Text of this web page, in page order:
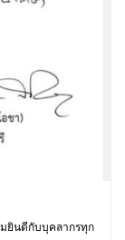
ยินดีกับบุคลากรทุก